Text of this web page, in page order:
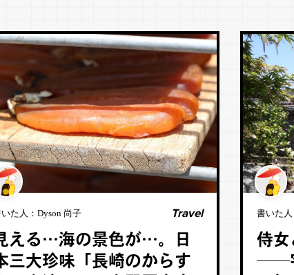
た人： Dyson 尚子 Travel
える…海の景色が…。日
三大珍味「長崎のからす
書いた人
侍女
──